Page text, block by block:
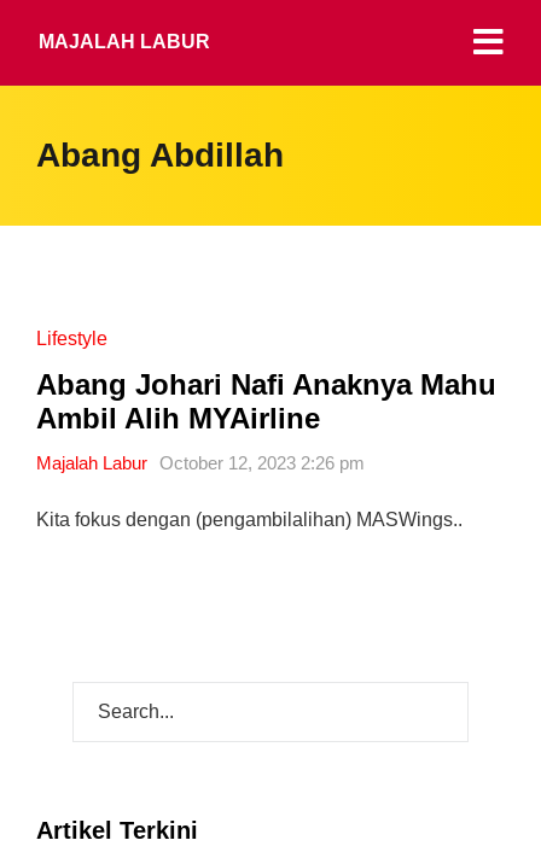
MAJALAH LABUR
Abang Abdillah
Lifestyle
Abang Johari Nafi Anaknya Mahu
Ambil Alih MYAirline
Majalah Labur October 12, 2023 2:26 pm
Kita fokus dengan (pengambilalihan) MASWings..
Artikel Terkini